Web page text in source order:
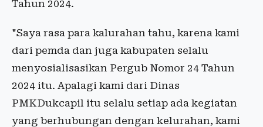
Tahun 2024.
"Saya rasa para kalurahan tahu, karena kami
dari pemda dan juga kabupaten selalu
menyosialisasikan Pergub Nomor 24 Tahun
2024 itu. Apalagi kami dari Dinas
PMKDukcapil itu selalu setiap ada kegiatan
yang berhubungan dengan kelurahan, kami